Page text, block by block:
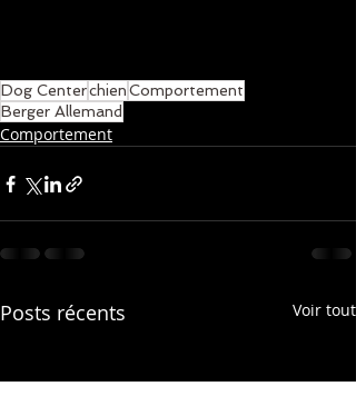
Dog CenterchienComportement
Berger Allemand
Comportement
Posts récents Voir tout